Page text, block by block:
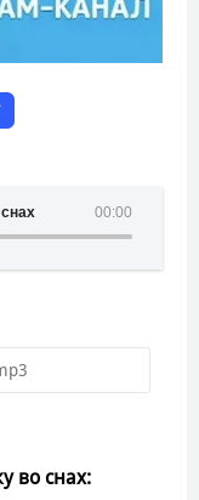
00:00
во снах: